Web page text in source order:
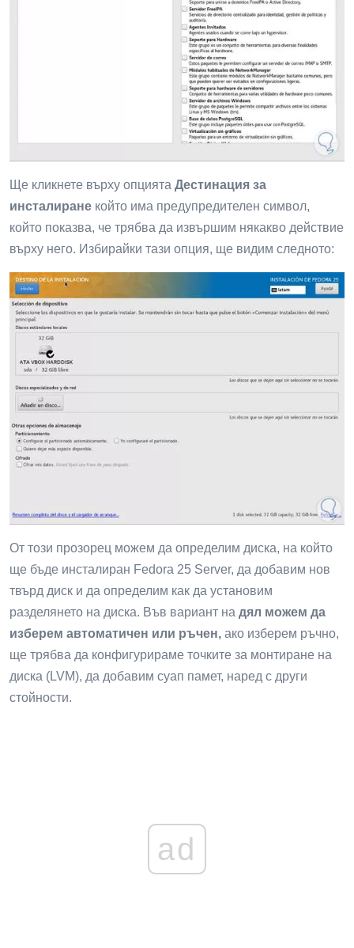
Ще кликнете върху опцията Дестинация за
инсталиране който има предупредителен символ,
който показва, че трябва да извършим някакво действие
върху него. Избирайки тази опция, ще видим следното:
От този прозорец можем да определим диска, на който
ще бъде инсталиран Fedora 25 Server, да добавим нов
твърд диск и да определим как да установим
разделянето на диска. Във вариант на дял можем да
изберем автоматичен или ръчен, ако изберем ръчно,
ще трябва да конфигурираме точките за монтиране на
диска (LVM), да добавим суап памет, наред с други
стойности.
ad